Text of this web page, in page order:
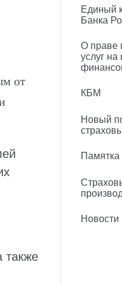
от
также
Единый
Банка
О праве
услуг
КБМ
Новый
Новости